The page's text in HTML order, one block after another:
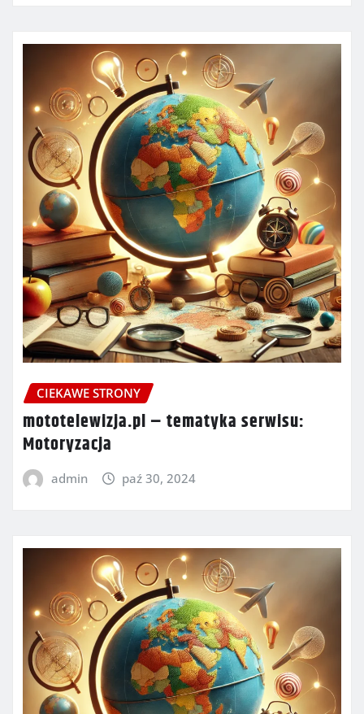
CIEKAWE STRONY
mototelewizja.pl – tematyka serwisu:
Motoryzacja
admin paź 30, 2024